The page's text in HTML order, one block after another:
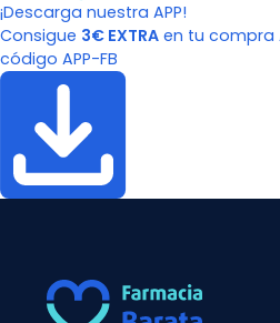
¡Descarga nuestra APP!
Consigue 3€ EXTRA en tu compra
código APP-FB